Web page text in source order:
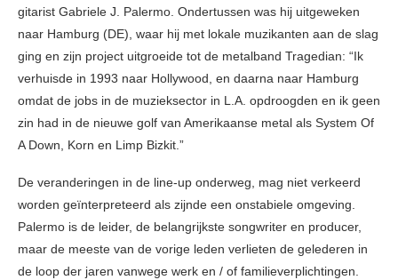
gitarist Gabriele J. Palermo. Ondertussen was hij uitgeweken
naar Hamburg (DE), waar hij met lokale muzikanten aan de slag
ging en zijn project uitgroeide tot de metalband Tragedian: “Ik
verhuisde in 1993 naar Hollywood, en daarna naar Hamburg
omdat de jobs in de muzieksector in L.A. opdroogden en ik geen
zin had in de nieuwe golf van Amerikaanse metal als System Of
A Down, Korn en Limp Bizkit.”
De veranderingen in de line-up onderweg, mag niet verkeerd
worden geïnterpreteerd als zijnde een onstabiele omgeving.
Palermo is de leider, de belangrijkste songwriter en producer,
maar de meeste van de vorige leden verlieten de gelederen in
de loop der jaren vanwege werk en / of familieverplichtingen.